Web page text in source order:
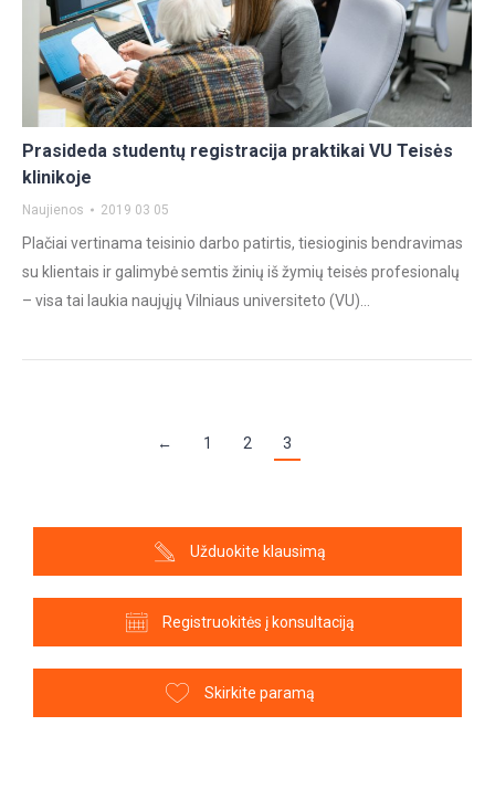
Prasideda studentų registracija praktikai VU Teisės
klinikoje
Naujienos 2019 03 05
Plačiai vertinama teisinio darbo patirtis, tiesioginis bendravimas
su klientais ir galimybė semtis žinių iš žymių teisės profesionalų
– visa tai laukia naujųjų Vilniaus universiteto (VU)…
← 1 2 3
Užduokite klausimą
Registruokitės į konsultaciją
Skirkite paramą